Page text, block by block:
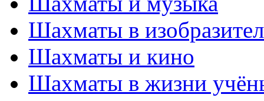
Шахматы в
Шахматы и кино
Шахматы в жизни